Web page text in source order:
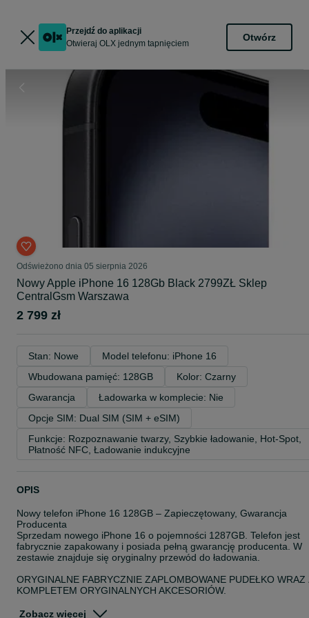
Przejdź do aplikacji
Otwieraj OLX jednym tapnięciem
Otwórz
Odświeżono dnia 05 sierpnia 2026
Nowy Apple iPhone 16 128Gb Black 2799ZŁ Sklep
CentralGsm Warszawa
2 799 zł
Stan: Nowe
Model telefonu: iPhone 16
Wbudowana pamięć: 128GB
Kolor: Czarny
Gwarancja
Ładowarka w komplecie: Nie
Opcje SIM: Dual SIM (SIM + eSIM)
Funkcje: Rozpoznawanie twarzy, Szybkie ładowanie, Hot-Spot,
Płatność NFC, Ładowanie indukcyjne
OPIS
Nowy telefon iPhone 16 128GB – Zapieczętowany, Gwarancja
Producenta
Sprzedam nowego iPhone 16 o pojemności 1287GB. Telefon jest
fabrycznie zapakowany i posiada pełną gwarancję producenta. W
zestawie znajduje się oryginalny przewód do ładowania.
ORYGINALNE FABRYCZNIE ZAPLOMBOWANE PUDEŁKO WRAZ
KOMPLETEM ORYGINALNYCH AKCESORIÓW.
- Telefon bez simlocka oraz żadnych blokad. Działa w każdej sieci,
Zobacz więcej